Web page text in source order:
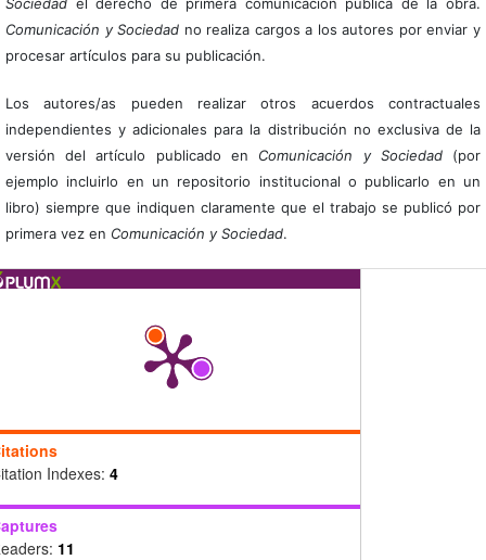
Comunicación y Sociedad no realiza cargos a los autores por enviar y
procesar artículos para su publicación.
Los autores/as pueden realizar otros acuerdos contractuales
independientes y adicionales para la distribución no exclusiva de la
versión del artículo publicado en Comunicación y Sociedad(por
ejemplo incluirlo en un repositorio institucional o publicarlo en un
libro) siempre que indiquen claramente que el trabajo se publicó por
primera vez en Comunicación y Sociedad.
Indexes: 4
11